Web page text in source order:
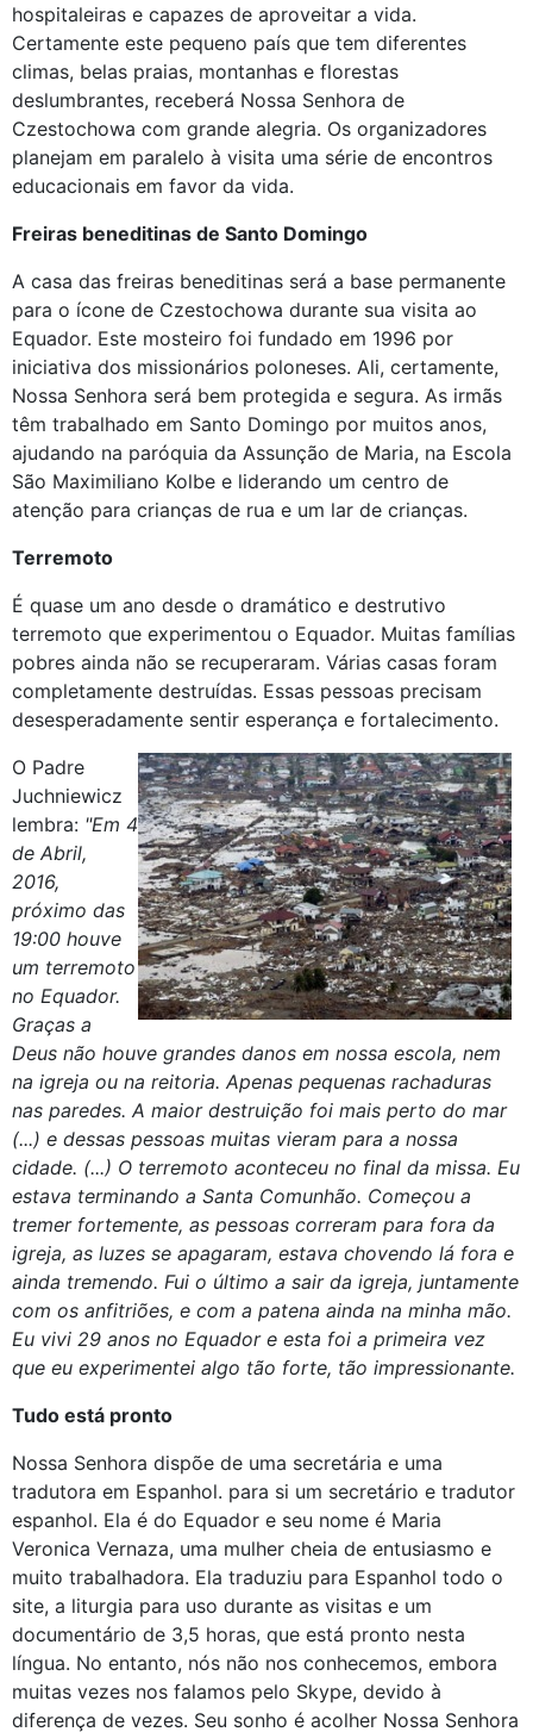
hospitaleiras e capazes de aproveitar a vida.
Certamente este pequeno país que tem diferentes
climas, belas praias, montanhas e florestas
deslumbrantes, receberá Nossa Senhora de
Czestochowa com grande alegria. Os organizadores
planejam em paralelo à visita uma série de encontros
educacionais em favor da vida.
Freiras beneditinas de Santo Domingo
A casa das freiras beneditinas será a base permanente
para o ícone de Czestochowa durante sua visita ao
Equador. Este mosteiro foi fundado em 1996 por
iniciativa dos missionários poloneses. Ali, certamente,
Nossa Senhora será bem protegida e segura. As irmãs
têm trabalhado em Santo Domingo por muitos anos,
ajudando na paróquia da Assunção de Maria, na Escola
São Maximiliano Kolbe e liderando um centro de
atenção para crianças de rua e um lar de crianças.
Terremoto
É quase um ano desde o dramático e destrutivo
terremoto que experimentou o Equador. Muitas famílias
pobres ainda não se recuperaram. Várias casas foram
completamente destruídas. Essas pessoas precisam
desesperadamente sentir esperança e fortalecimento.
O Padre
Juchniewicz
lembra: "Em 4
de Abril,
2016,
próximo das
19:00 houve
um terremoto
no Equador.
Graças a
Deus não houve grandes danos em nossa escola, nem
na igreja ou na reitoria. Apenas pequenas rachaduras
nas paredes. A maior destruição foi mais perto do mar
(...) e dessas pessoas muitas vieram para a nossa
cidade. (...) O terremoto aconteceu no final da missa. Eu
estava terminando a Santa Comunhão. Começou a
tremer fortemente, as pessoas correram para fora da
igreja, as luzes se apagaram, estava chovendo lá fora e
ainda tremendo. Fui o último a sair da igreja, juntamente
com os anfitriões, e com a patena ainda na minha mão.
Eu vivi 29 anos no Equador e esta foi a primeira vez
que eu experimentei algo tão forte, tão impressionante.
Tudo está pronto
Nossa Senhora dispõe de uma secretária e uma
tradutora em Espanhol. para si um secretário e tradutor
espanhol. Ela é do Equador e seu nome é Maria
Veronica Vernaza, uma mulher cheia de entusiasmo e
muito trabalhadora. Ela traduziu para Espanhol todo o
site, a liturgia para uso durante as visitas e um
documentário de 3,5 horas, que está pronto nesta
língua. No entanto, nós não nos conhecemos, embora
muitas vezes nos falamos pelo Skype, devido à
diferença de vezes. Seu sonho é acolher Nossa Senhora